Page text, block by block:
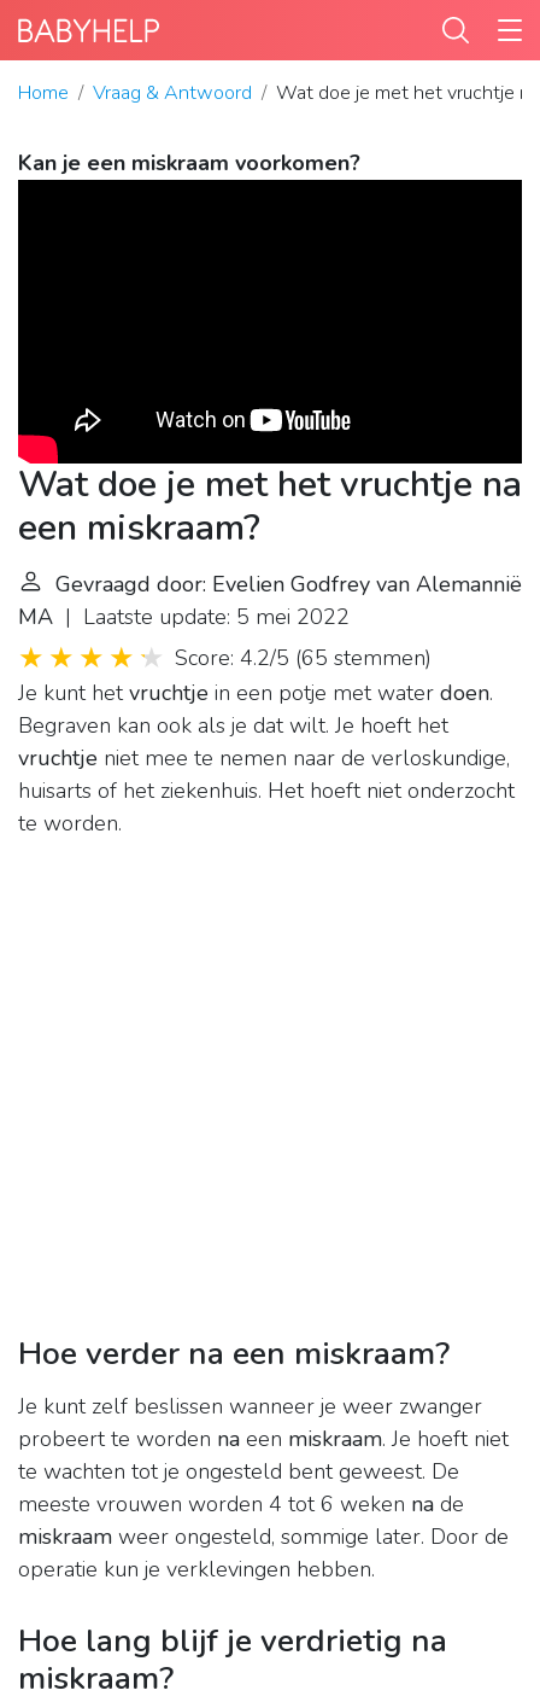
Home Vraag & Antwoord Wat doe je met het vruchtje
Kan je een miskraam voorkomen?
Wat doe je met het vruchtje na
een miskraam?
Gevraagd door: Evelien Godfrey van Alemannië
MA | Laatste update: 5 mei 2022
Score: 4.2/5 (65 stemmen)
Je kunt hetvruchtje in een potje met water doen.
Begraven kan ook als je dat wilt. Je hoeft het
vruchtje niet mee te nemen naar de verloskundige,
huisarts of het ziekenhuis. Het hoeft niet onderzocht
te worden.
Hoe verder na een miskraam?
Je kunt zelf beslissen wanneer je weer zwanger
probeert te worden na een miskraam. Je hoeft niet
te wachten tot je ongesteld bent geweest. De
meeste vrouwen worden 4 tot 6 weken na de
miskraam weer ongesteld, sommige later. Door de
operatie kun je verklevingen hebben.
Hoe lang blijf je verdrietig na
miskraam?